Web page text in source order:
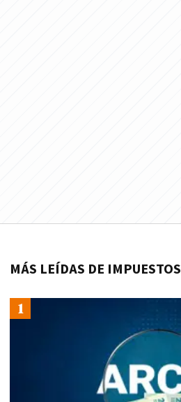
MÁS LEÍDAS DE IMPUESTOS